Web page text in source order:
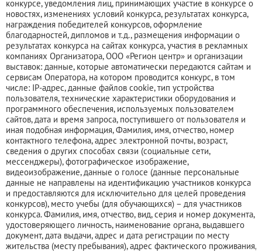
конкурсе, уведомления лиц, принимающих участие в конкурсе о
новостях, изменениях условий конкурса, результатах конкурса,
награждения победителей конкурсов, оформление
благодарностей, дипломов и т.д., размещения информации о
результатах конкурса на сайтах конкурса, участия в рекламных
компаниях Организатора, ООО «Регион центр» и организации
выставок: данные, которые автоматически передаются сайтам и
сервисам Оператора, на котором проводится конкурс, в том
числе: IP-адрес, данные файлов cookie, тип устройства
пользователя, технические характеристики оборудования и
программного обеспечения, используемых пользователем
сайтов, дата и время запроса, поступившего от пользователя и
иная подобная информация, Фамилия, имя, отчество, номер
контактного телефона, адрес электронной почты, возраст,
сведения о других способах связи (социальные сети,
мессенджеры), фотографическое изображение,
видеоизображение, данные о голосе (данные персональные
данные не направлены на идентификацию участников конкурса
и предоставляются для исключительно для целей проведения
конкурсов), место учебы (для обучающихся) – для участников
конкурса. Фамилия, имя, отчество, вид, серия и номер документа,
удостоверяющего личность, наименование органа, выдавшего
документ, дата выдачи, адрес и дата регистрации по месту
жительства (месту пребывания), адрес фактического проживания,